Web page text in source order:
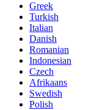
Greek
Turkish
Italian
Danish
Romanian
Indonesian
Czech
Afrikaans
Swedish
Polish